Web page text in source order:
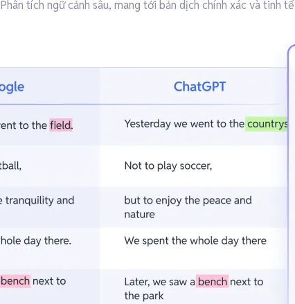
Phân tích ngữ cảnh sâu, mang tới bản dịch chính xác và tinh tế